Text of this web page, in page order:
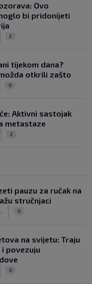
Ovo
bi pridonijeti
2
tijekom dana?
otkrili zašto
0
Aktivni sastojak
metastaze
2
pauzu za ručak na
stručnjaci
0
na svijetu: Traju
povezuju
0